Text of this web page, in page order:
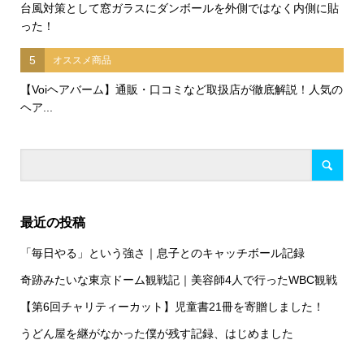
台風対策として窓ガラスにダンボールを外側ではなく内側に貼
った！
5 オススメ商品
【Voiヘアバーム】通販・口コミなど取扱店が徹底解説！人気の
ヘア...
最近の投稿
「毎日やる」という強さ｜息子とのキャッチボール記録
奇跡みたいな東京ドーム観戦記｜美容師4人で行ったWBC観戦
【第6回チャリティーカット】児童書21冊を寄贈しました！
うどん屋を継がなかった僕が残す記録、はじめました